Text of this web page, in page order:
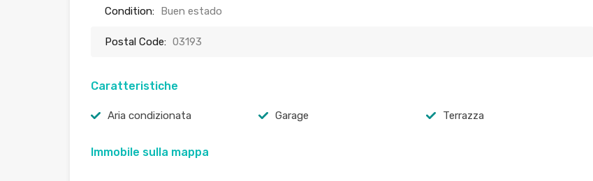
Condition: Buen estado
Postal Code: 03193
Caratteristiche
Aria condizionata Garage Terrazza
Immobile sulla mappa